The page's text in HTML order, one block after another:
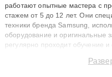
работают опытные мастера с
стажем от 5 до 12 лет. Они
техники бренда Samsung,
оборудование и оригинальные
регулярно проходит обучение
технику с сохранением